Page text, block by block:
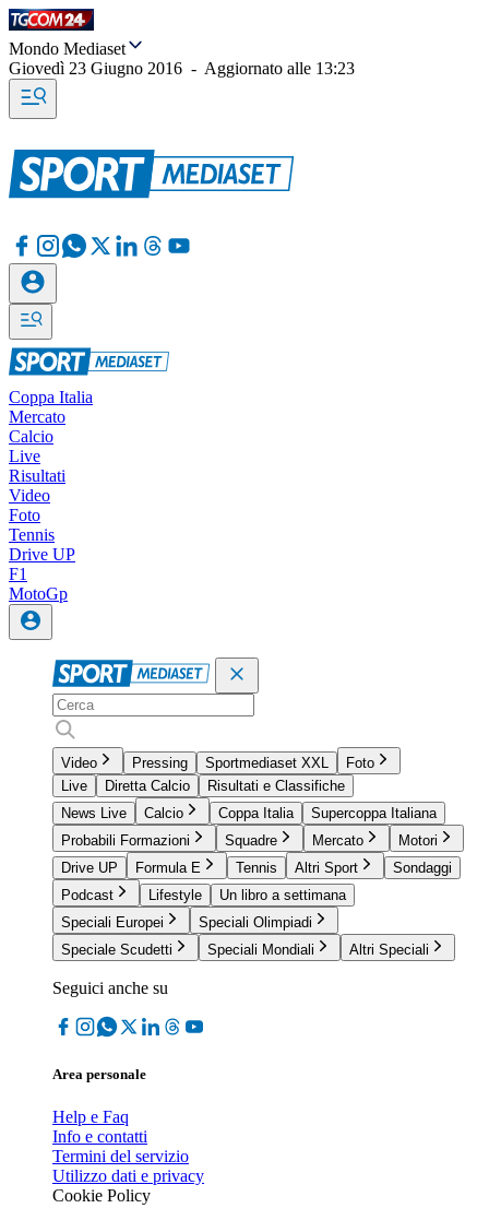
Mondo Mediaset
Giovedì 23 Giugno 2016 - Aggiornato alle 13:23
Coppa Italia
Mercato
Calcio
Live
Risultati
Video
Foto
Tennis
Drive UP
F1
MotoGp
Video Pressing Sportmediaset XXL
Foto
Live
Diretta Calcio
Risultati e Classifiche
News Live
Calcio Coppa Italia
Supercoppa Italiana
Probabili Formazioni
Squadre Mercato
Motori
Drive UP
Formula E Tennis Altri Sport
Sondaggi
Podcast
Lifestyle
Un libro a settimana
Speciali Europei
Speciali Olimpiadi
Speciale Scudetti
Speciali Mondiali Altri Speciali
Seguici anche su
Area personale
Help e Faq
Info e contatti
Termini del servizio
Utilizzo dati e privacy
Cookie Policy